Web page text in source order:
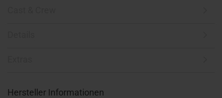
Hersteller Informationen